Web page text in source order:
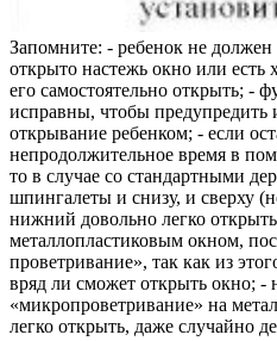
Запомните: - ребенок не
открыто настежь окно или есть
его самостоятельно открыть; -
исправны, чтобы предупредить
открывание ребенком; - если
непродолжительное время в
то в случае со стандартными
шпингалеты и снизу, и сверху
нижний довольно легко
металлопластиковым окном,
проветривание», так как из
вряд ли сможет открыть окно; -
«микропроветривание» на
легко открыть, даже случайно